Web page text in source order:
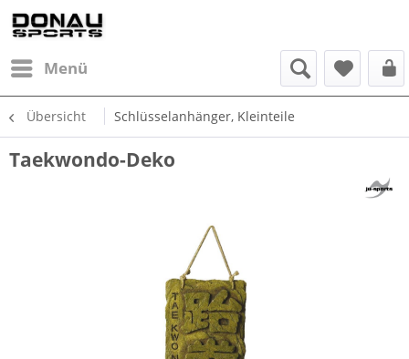
Menü
Übersicht Schlüsselanhänger, Kleinteile
Taekwondo-Deko